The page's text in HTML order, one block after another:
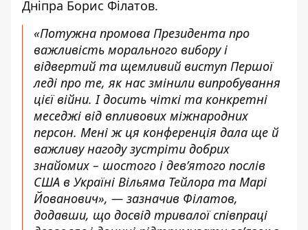
Дніпра Борис Філатов.
«Потужна промова Президента про
важливість морального вибору і
відвертий та щемливий виступ Першої
леді про те, як нас змінили випробування
цієї війни. І досить чіткі та конкретні
меседжі від впливових міжнародних
персон. Мені ж ця конференція дала ще й
важливу нагоду зустріти добрих
знайомих – шостого і девʼятого послів
США в Україні Вільяма Тейлора та Марі
Йованович», — зазначив Філатов,
додавши, що досвід тривалої співпраці